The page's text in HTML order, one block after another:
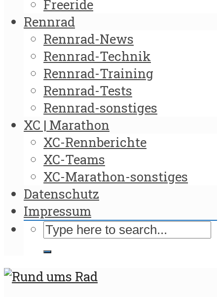
Freeride
Rennrad
Rennrad-News
Rennrad-Technik
Rennrad-Training
Rennrad-Tests
Rennrad-sonstiges
XC | Marathon
XC-Rennberichte
XC-Teams
XC-Marathon-sonstiges
Datenschutz
Impressum